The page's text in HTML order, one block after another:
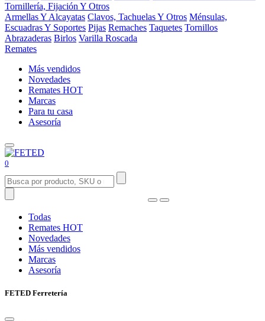
Tornillería, Fijación Y Otros
Armellas Y Alcayatas Clavos, Tachuelas Y Otros Ménsulas,
Escuadras Y Soportes Pijas Remaches Taquetes Tornillos
Abrazaderas Birlos Varilla Roscada
Remates
Más vendidos
Novedades
Remates HOT
Marcas
Para tu casa
Asesoría
0
Todas
Remates HOT
Novedades
Más vendidos
Marcas
Asesoría
FETED Ferretería